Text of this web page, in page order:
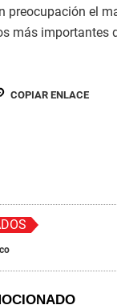
preocupación el
más importantes
COPIAR ENLACE